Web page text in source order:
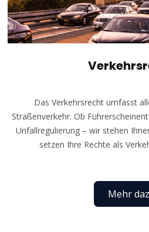
Das Verkehrsrecht umfasst
Straßenverkehr. Ob
Unfallregulierung – wir stehen
setzen Ihre Rechte als
Mehr